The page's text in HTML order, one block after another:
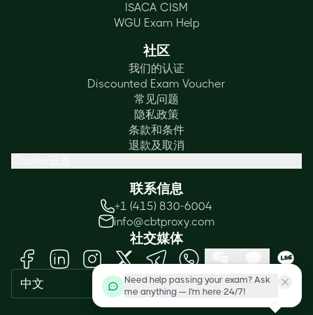
ISACA CISM
WGU Exam Help
社区
我们的认证
Discounted Exam Voucher
常见问题
隐私政策
条款和条件
退款及取消
联系信息
+1 (415) 830-6004
info@cbtproxy.com
社交媒体
中文
Need help passing your exam? Ask
me anything — I'm here 24/7!